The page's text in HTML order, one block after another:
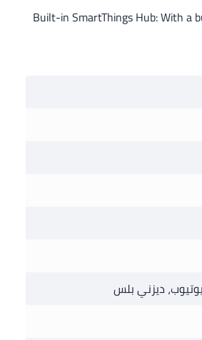
Built-in SmartThings Hub: With a
ديزني بلس